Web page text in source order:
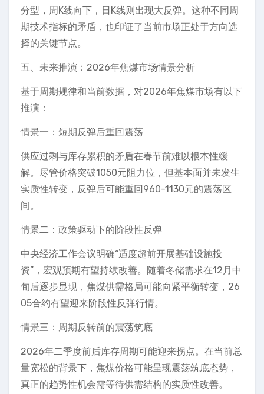
分型，周K线向下，日K线则出现大反弹。这种不同周
期技术指标的矛盾，也印证了当前市场正处于方向选
择的关键节点。
五、未来推演：2026年焦煤市场情景分析
基于周期规律和当前数据，对2026年焦煤市场有以下
推演：
情景一：短期反弹后重回震荡
供应过剩与库存累积的矛盾在春节前难以根本性缓
解。尽管价格突破1050元阻力位，但基本面并未发生
实质性转变，反弹后可能重回960-1130元的震荡区
间。
情景二：政策驱动下的阶段性反弹
中央经济工作会议明确“适度超前开展基础设施投
资”，宏观预期有望持续改善。随着冬储需求在12月中
旬后逐步显现，焦煤供需格局可能向紧平衡转变，26
05合约有望迎来阶段性反弹行情。
情景三：周期反转前的震荡筑底
2026年二季度前后库存周期可能迎来拐点。在当前总
量宽松的背景下，焦煤价格可能呈现震荡筑底态势，
真正的趋势性机会需等待供需结构的实质性改善。